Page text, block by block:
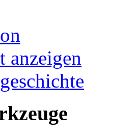
anzeigen